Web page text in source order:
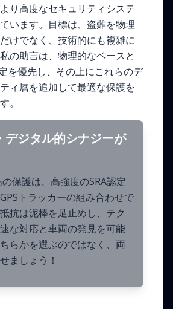
り高度なセキュリティシステ
います。目標は、盗難を物理
けでなく、技術的にも複雑に
の助言は、物理的なベースと
を優先し、その上にこれらのデ
ィ層を追加して最適な保護を
。
デジタル的シナジーが
保護は、高強度のSRA認定
トラッカーの組み合わせで
抗は泥棒を足止めし、テク
な対応と車両の発見を可能
らかを選ぶのではなく、両
ましょう！